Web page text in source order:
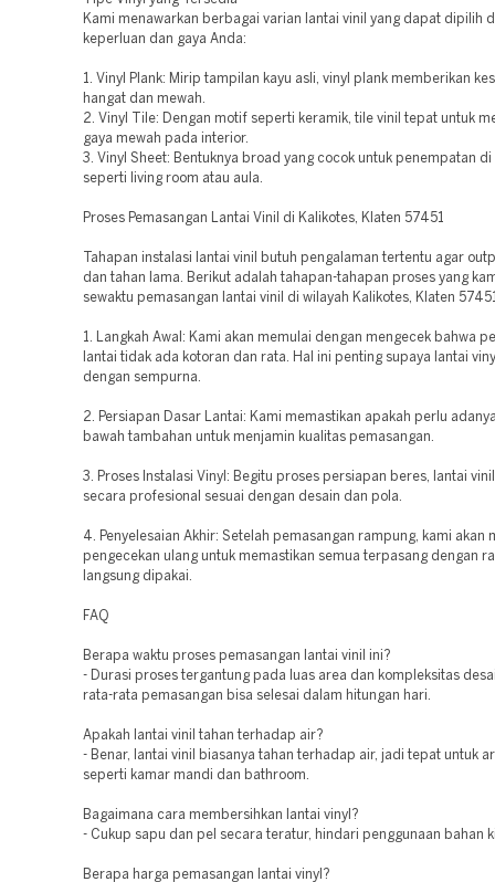
Kami menawarkan berbagai varian lantai vinil yang dapat dipilih
keperluan dan gaya Anda:
1. Vinyl Plank: Mirip tampilan kayu asli, vinyl plank memberikan
hangat dan mewah.
2. Vinyl Tile: Dengan motif seperti keramik, tile vinil tepat untuk
gaya mewah pada interior.
3. Vinyl Sheet: Bentuknya broad yang cocok untuk penempatan
seperti living room atau aula.
Proses Pemasangan Lantai Vinil di Kalikotes, Klaten 57451
Tahapan instalasi lantai vinil butuh pengalaman tertentu agar
dan tahan lama. Berikut adalah tahapan-tahapan proses yang
sewaktu pemasangan lantai vinil di wilayah Kalikotes, Klaten
1. Langkah Awal: Kami akan memulai dengan mengecek bahwa
lantai tidak ada kotoran dan rata. Hal ini penting supaya lantai
dengan sempurna.
2. Persiapan Dasar Lantai: Kami memastikan apakah perlu
bawah tambahan untuk menjamin kualitas pemasangan.
3. Proses Instalasi Vinyl: Begitu proses persiapan beres, lantai
secara profesional sesuai dengan desain dan pola.
4. Penyelesaian Akhir: Setelah pemasangan rampung, kami akan
pengecekan ulang untuk memastikan semua terpasang dengan
langsung dipakai.
FAQ
Berapa waktu proses pemasangan lantai vinil ini?
- Durasi proses tergantung pada luas area dan kompleksitas
rata-rata pemasangan bisa selesai dalam hitungan hari.
Apakah lantai vinil tahan terhadap air?
- Benar, lantai vinil biasanya tahan terhadap air, jadi tepat untuk
seperti kamar mandi dan bathroom.
Bagaimana cara membersihkan lantai vinyl?
- Cukup sapu dan pel secara teratur, hindari penggunaan bahan
Berapa harga pemasangan lantai vinyl?